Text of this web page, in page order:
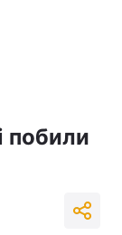
побили